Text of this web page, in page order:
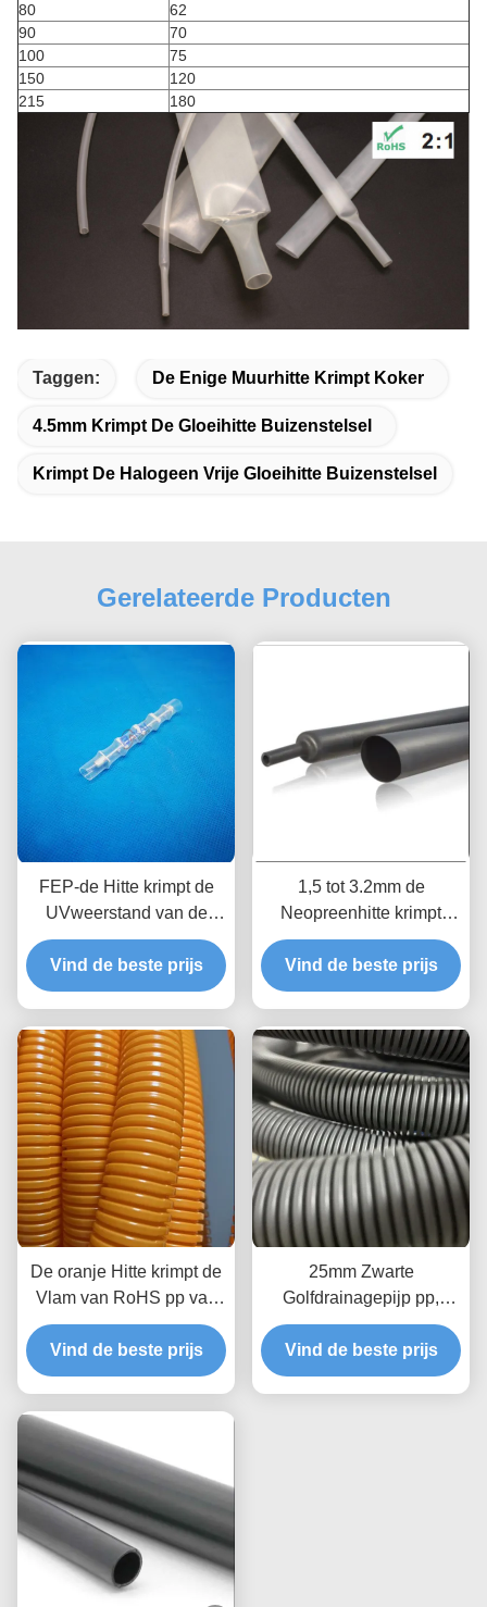
80
62
90
70
100
75
150
120
215
180
Taggen: De Enige Muurhitte Krimpt Koker
4.5mm Krimpt De Gloeihitte Buizenstelsel
Krimpt De Halogeen Vrije Gloeihitte Buizenstelsel
Gerelateerde Producten
FEP-de Hitte krimpt de
UVweerstand van de
Isolatiebuis 200C 125mm
Omslag
Vind de beste prijs
1,5 tot 3.2mm de
Neopreenhitte krimpt
Buizenstelsel Enige Muur
Vind de beste prijs
De oranje Hitte krimpt de
Vlam van RoHS pp van
de Isolatiebuis - de
vertragershitte krimpt
Buizenstelsel
Vind de beste prijs
25mm Zwarte
Golfdrainagepijp pp,
32mm Zwarte Flexibele
Rioolbuis
Vind de beste prijs